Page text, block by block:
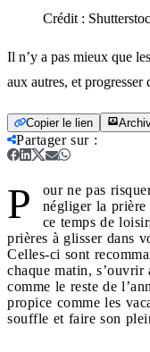
Crédit :
Il n’y a pas mieux que
aux autres, et progresser
Copier le lien
Partager sur:
P
our ne pas
négliger la
ce temps de
prières à glisser dans
Celles-ci sont
chaque matin, s’ouvrir
comme le reste de
propice comme les
souffle et faire son